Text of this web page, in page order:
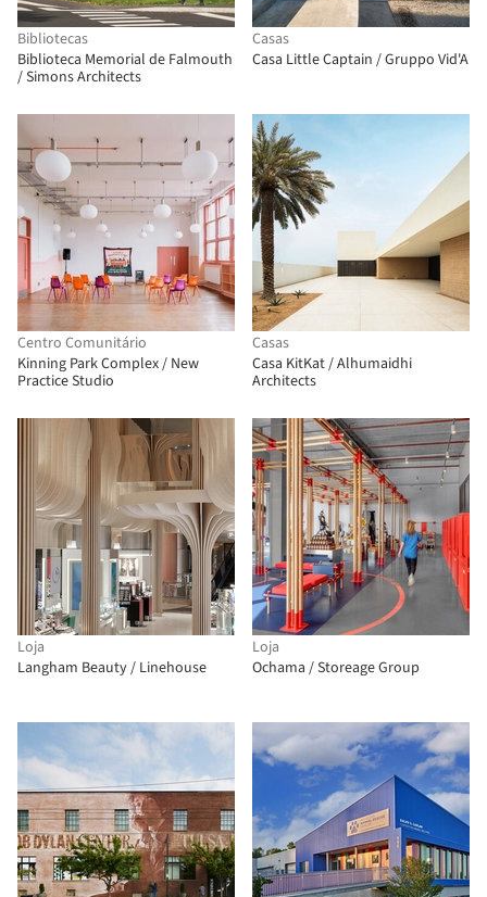
Bibliotecas
Biblioteca Memorial de Falmouth
/ Simons Architects
Casas
Casa Little Captain / Gruppo Vid'A
Centro Comunitário
Kinning Park Complex / New
Practice Studio
Casas
Casa KitKat / Alhumaidhi
Architects
Loja
Langham Beauty / Linehouse
Loja
Ochama / Storeage Group